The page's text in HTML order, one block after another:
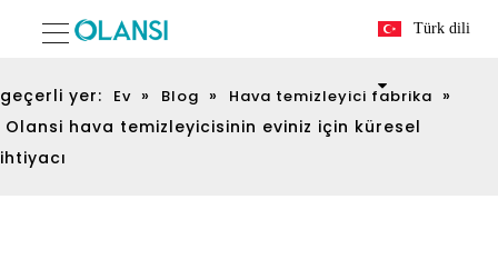
Türk dili
geçerli yer: Ev » Blog » Hava temizleyici fabrika »
Olansi hava temizleyicisinin eviniz için küresel
ihtiyacı